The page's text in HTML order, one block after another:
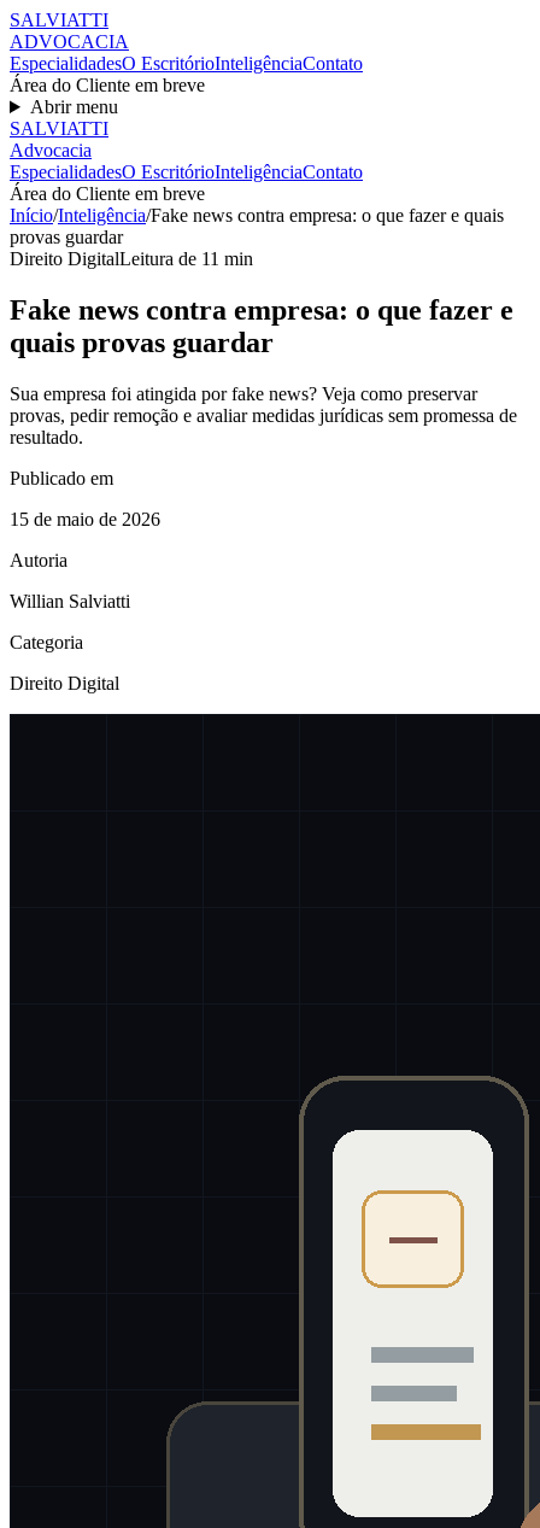
SALVIATTI
ADVOCACIA
EspecialidadesO EscritórioInteligênciaContato
Área do Cliente em breve
Abrir menu
SALVIATTI
Advocacia
EspecialidadesO EscritórioInteligênciaContato
Área do Cliente em breve
Início/Inteligência/Fake news contra empresa: o que fazer e quais
provas guardar
Direito DigitalLeitura de 11 min
Fake news contra empresa: o que fazer e
quais provas guardar
Sua empresa foi atingida por fake news? Veja como preservar
provas, pedir remoção e avaliar medidas jurídicas sem promessa de
resultado.
Publicado em
15 de maio de 2026
Autoria
Willian Salviatti
Categoria
Direito Digital